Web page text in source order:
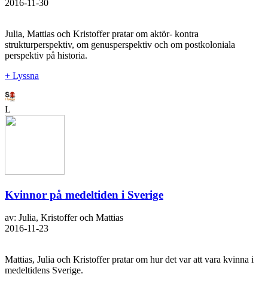
2016-11-30
Julia, Mattias och Kristoffer pratar om aktör- kontra
strukturperspektiv, om genusperspektiv och om postkoloniala
perspektiv på historia.
+ Lyssna
L
Kvinnor på medeltiden i Sverige
av: Julia, Kristoffer och Mattias
2016-11-23
Mattias, Julia och Kristoffer pratar om hur det var att vara kvinna i
medeltidens Sverige.